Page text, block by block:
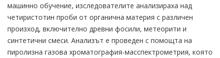
машинно обучение, изследователите анализираха над
четиристотин проби от органична материя с различен
произход, включително древни фосили, метеорити и
синтетични смеси. Анализът е проведен с помощта на
пиролизна газова хроматография-масспектрометрия, която